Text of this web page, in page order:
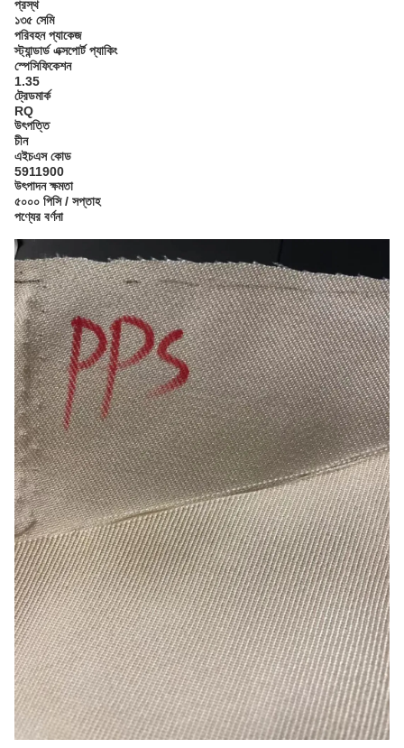
প্রস্থ
১৩৫ সেমি
পরিবহন প্যাকেজ
স্ট্যান্ডার্ড এক্সপোর্ট প্যাকিং
স্পেসিফিকেশন
1.35
ট্রেডমার্ক
RQ
উৎপত্তি
চীন
এইচএস কোড
5911900
উৎপাদন ক্ষমতা
৫০০০ পিসি / সপ্তাহ
পণ্যের বর্ণনা